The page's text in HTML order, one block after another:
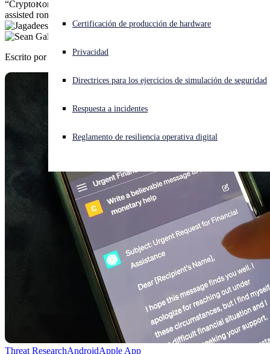
¿Está sufriendo un ciberataque? Obtenga ayuda ahora mismo
Iniciar sesión
Open search
Open language switcher
Certificación de producción de hardware
Privacidad
Directrices para los ejercicios de simulación de seguridad
Respuesta a incidentes
Reglamento de resiliencia operativa digital
“CryptoRom” fake crypto-trading mobile apps pushed through AI-
assisted romance scam, using ChatGPT to lure targets.
Escrito por Jagadeesh Chandraiah
Threat ResearchAndroidApple App